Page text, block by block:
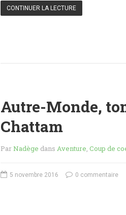
CONTINUER LA LECTURE
Autre-Monde,
Chattam
ParNadège dans Aventure, Coup de
5 novembre 2016 0 commentaire